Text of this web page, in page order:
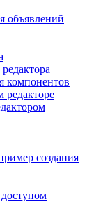
объявлений
компонентов
редакторе
создания